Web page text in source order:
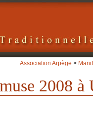
Association Arpège >
2008 à